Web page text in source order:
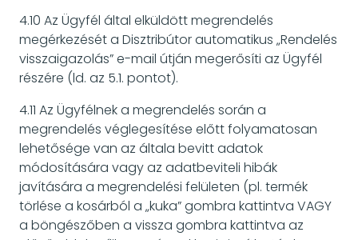
4.10 Az Ügyfél által elküldött megrendelés
megérkezését a Disztribútor automatikus „Rendelés
visszaigazolás” e-mail útján megerősíti az Ügyfél
részére (ld. az 5.1. pontot).
4.11 Az Ügyfélnek a megrendelés során a
megrendelés véglegesítése előtt folyamatosan
lehetősége van az általa bevitt adatok
módosítására vagy az adatbeviteli hibák
javítására a megrendelési felületen (pl. termék
törlése a kosárból a „kuka” gombra kattintva VAGY
a böngészőben a vissza gombra kattintva az